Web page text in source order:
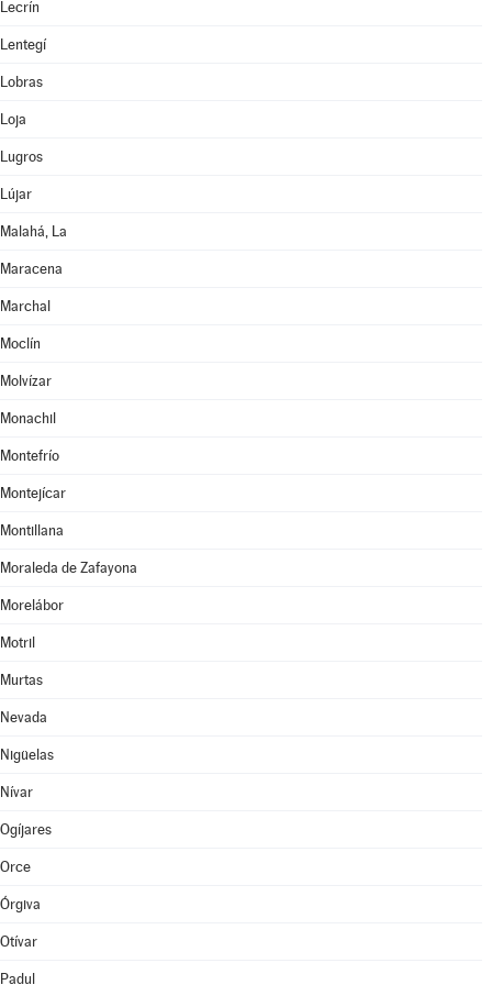
Lecrín
Lentegí
Lobras
Loja
Lugros
Lújar
Malahá, La
Maracena
Marchal
Moclín
Molvízar
Monachil
Montefrío
Montejícar
Montillana
Moraleda de Zafayona
Morelábor
Motril
Murtas
Nevada
Nigüelas
Nívar
Ogíjares
Orce
Órgiva
Otívar
Padul